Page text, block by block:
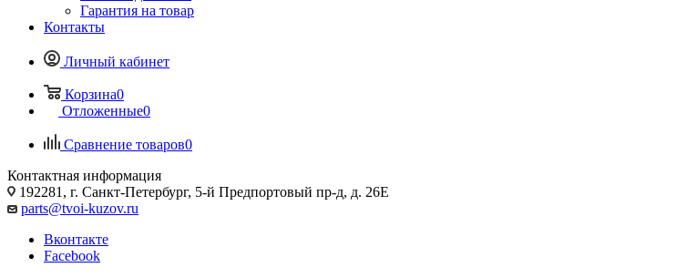
Гарантия на товар
Контакты
Личный кабинет
Корзина0
Отложенные0
Сравнение товаров0
Контактная информация
192281, г. Санкт-Петербург, 5-й Предпортовый пр-д, д. 26Е
parts@tvoi-kuzov.ru
Вконтакте
Facebook